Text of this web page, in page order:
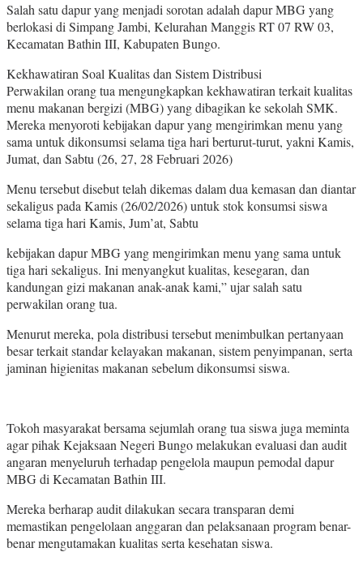
Salah satu dapur yang menjadi sorotan adalah dapur MBG yang
berlokasi di Simpang Jambi, Kelurahan Manggis RT 07 RW 03,
Kecamatan Bathin III, Kabupaten Bungo.
Kekhawatiran Soal Kualitas dan Sistem Distribusi
Perwakilan orang tua mengungkapkan kekhawatiran terkait kualitas
menu makanan bergizi (MBG) yang dibagikan ke sekolah SMK.
Mereka menyoroti kebijakan dapur yang mengirimkan menu yang
sama untuk dikonsumsi selama tiga hari berturut-turut, yakni Kamis,
Jumat, dan Sabtu (26, 27, 28 Februari 2026)
Menu tersebut disebut telah dikemas dalam dua kemasan dan diantar
sekaligus pada Kamis (26/02/2026) untuk stok konsumsi siswa
selama tiga hari Kamis, Jum’at, Sabtu
kebijakan dapur MBG yang mengirimkan menu yang sama untuk
tiga hari sekaligus. Ini menyangkut kualitas, kesegaran, dan
kandungan gizi makanan anak-anak kami,” ujar salah satu
perwakilan orang tua.
Menurut mereka, pola distribusi tersebut menimbulkan pertanyaan
besar terkait standar kelayakan makanan, sistem penyimpanan, serta
jaminan higienitas makanan sebelum dikonsumsi siswa.
Tokoh masyarakat bersama sejumlah orang tua siswa juga meminta
agar pihak Kejaksaan Negeri Bungo melakukan evaluasi dan audit
angaran menyeluruh terhadap pengelola maupun pemodal dapur
MBG di Kecamatan Bathin III.
Mereka berharap audit dilakukan secara transparan demi
memastikan pengelolaan anggaran dan pelaksanaan program benar-
benar mengutamakan kualitas serta kesehatan siswa.